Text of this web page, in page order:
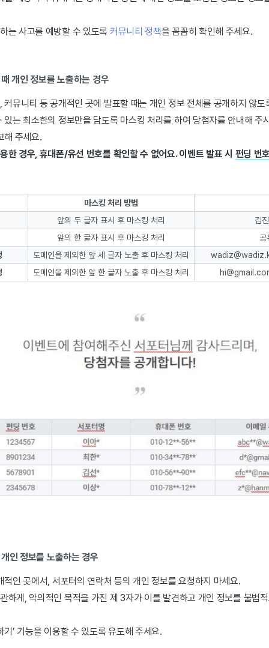
는 사고를 예방할 수 있도록 커뮤니티 정책을 꼼꼼히 확인해 주세요.
개인 정보를 노출하는 경우
커뮤니티 등 공개적인 곳에 발표할 때는 개인 정보 전체를 공개하지 않도
있는 최소한의 정보만을 담도록 마스킹 처리를 하여 당첨자를 안내해 주
해 주세요.
한 경우, 휴대폰/유선 번호를 확인할 수 없어요. 이벤트 발표 시 펀딩 번
마스킹 처리 방법
앞의 두 글자 표시 후 마스킹 처리
김
앞의 한 글자 표시 후 마스킹 처리
도메인을 제외한 앞 세 글자 노출 후 마스킹 처리
도메인을 제외한 앞 한 글자 노출 후 마스킹 처리
인 정보를 노출하는 경우
적인 곳에서, 서포터의 연락처 등의 개인 정보를 요청하지 마세요.
하게, 악의적인 목적을 가진 제 3자가 이를 발견하고 개인 정보를 불법
기’ 기능을 이용할 수 있도록 유도해 주세요.